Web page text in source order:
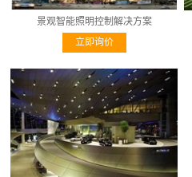
景观智能照明控制解决方案
立即询价